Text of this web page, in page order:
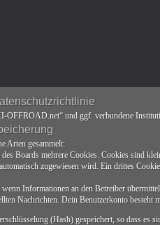
und ggf. verbundene
Arten gesammelt:
Boards mehrere Cookies. Cookies sind
zugewiesen wird. Ein drittes
wenn Informationen an den Betreiber
Nachrichten. Dein Benutzerkonto
(Hash) gespeichert, so dass es